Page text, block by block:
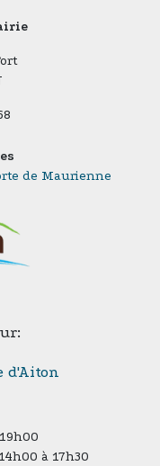
de Maurienne
d'Aiton
à 17h30